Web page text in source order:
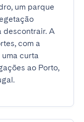
um parque
descontrair. A
com a
curta
ao Porto,